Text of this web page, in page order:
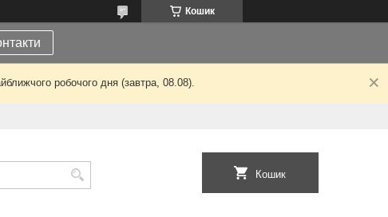
Кошик
робочого дня (завтра, 08.08).
Кошик